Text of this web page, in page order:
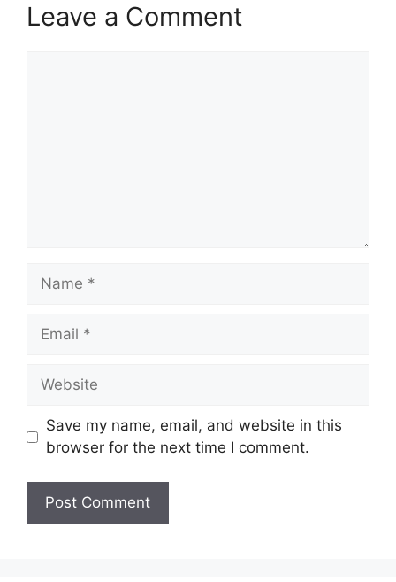
Leave a Comment
Name
Email
Website
Save my name, email, and website in this
browser for the next time I comment.